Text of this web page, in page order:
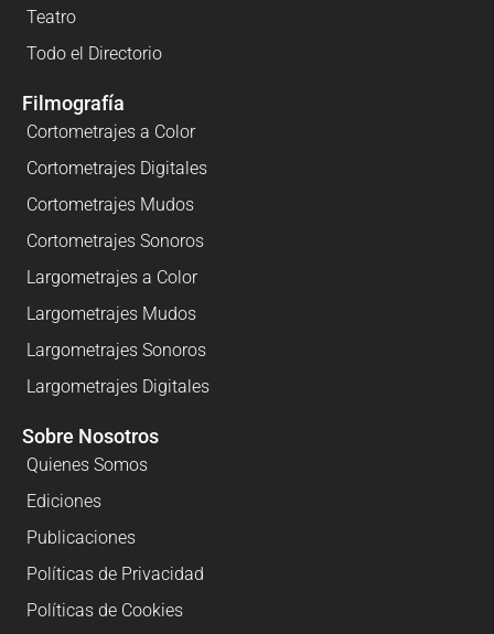
Teatro
Todo el Directorio
Filmografía
Cortometrajes a Color
Cortometrajes Digitales
Cortometrajes Mudos
Cortometrajes Sonoros
Largometrajes a Color
Largometrajes Mudos
Largometrajes Sonoros
Largometrajes Digitales
Sobre Nosotros
Quienes Somos
Ediciones
Publicaciones
Políticas de Privacidad
Políticas de Cookies